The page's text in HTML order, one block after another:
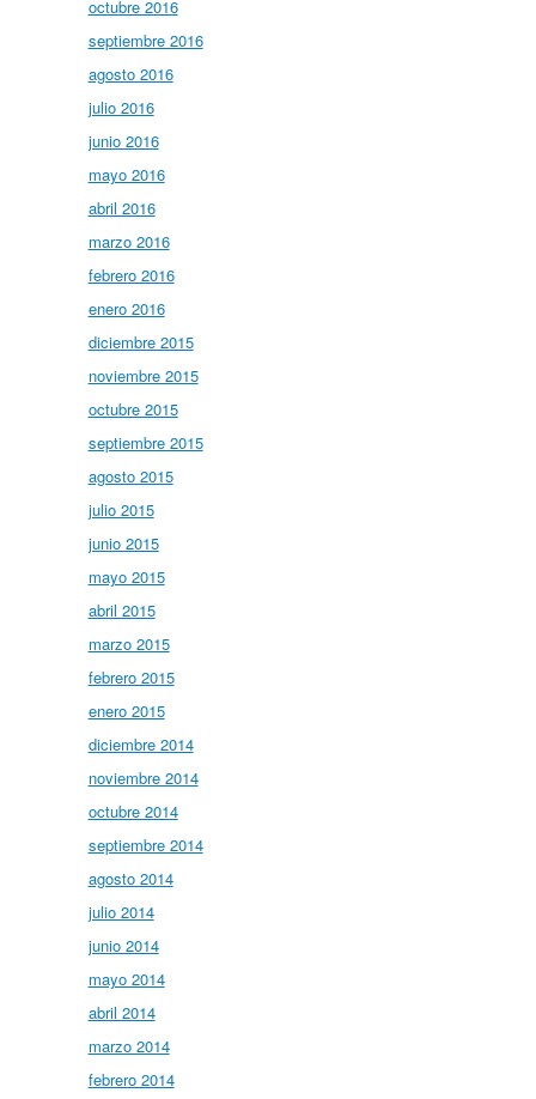
octubre 2016
septiembre 2016
agosto 2016
julio 2016
junio 2016
mayo 2016
abril 2016
marzo 2016
febrero 2016
enero 2016
diciembre 2015
noviembre 2015
octubre 2015
septiembre 2015
agosto 2015
julio 2015
junio 2015
mayo 2015
abril 2015
marzo 2015
febrero 2015
enero 2015
diciembre 2014
noviembre 2014
octubre 2014
septiembre 2014
agosto 2014
julio 2014
junio 2014
mayo 2014
abril 2014
marzo 2014
febrero 2014